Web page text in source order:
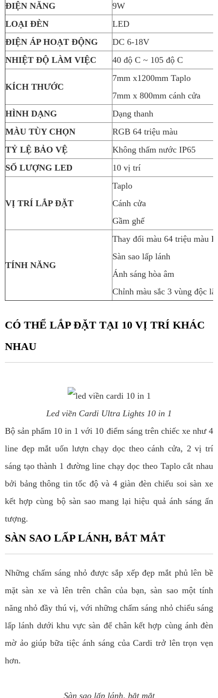
ĐIỆN NĂNG
9W
LOẠI ĐÈN
LED
ĐIỆN ÁP HOẠT ĐỘNG
DC 6-18V
NHIỆT ĐỘ LÀM VIỆC
40 độ C ~ 105 độ C
KÍCH THƯỚC
7mm x1200mm Taplo
7mm x 800mm cánh cửa
HÌNH DẠNG
Dạng thanh
MÀU TÙY CHỌN
RGB 64 triệu màu
TỶ LỆ BẢO VỆ
Không thấm nước IP65
SỐ LƯỢNG LED
10 vị trí
VỊ TRÍ LẮP ĐẶT
Taplo
Cánh cửa
Gầm ghế
TÍNH NĂNG
Thay đổi màu 64 triệu màu
Sàn sao lấp lánh
Ánh sáng hòa âm
Chỉnh màu sắc 3 vùng độc
CÓ THỂ LẮP ĐẶT TẠI 10 VỊ TRÍ KHÁC
NHAU
Led viền Cardi Ultra Lights 10 in 1
Bộ sản phẩm 10 in 1 với 10 điểm sáng trên chiếc xe như 4
line đẹp mắt uốn lượn chạy dọc theo cánh cửa, 2 vị trí
sáng tạo thành 1 đường line chạy dọc theo Taplo cắt nhau
bởi bảng thông tin tốc độ và 4 giàn đèn chiếu soi sàn xe
kết hợp cùng bộ sàn sao mang lại hiệu quả ánh sáng ấn
tượng.
SÀN SAO LẤP LÁNH, BẮT MẮT
Những chấm sáng nhỏ được sắp xếp đẹp mắt phủ lên bề
mặt sàn xe và lên trên chân của bạn, sàn sao một tính
năng nhỏ đầy thú vị, với những chấm sáng nhỏ chiếu sáng
lấp lánh dưới khu vực sàn để chân kết hợp cùng ánh đèn
mờ ảo giúp bữa tiệc ánh sáng của Cardi trở lên trọn vẹn
hơn.
Sàn sao lấp lánh, bắt mắt